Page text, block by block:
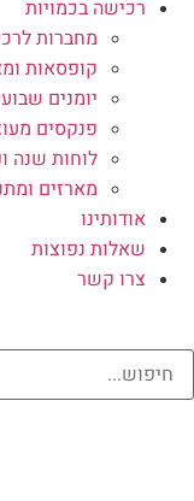
רכישה בכמויות
מחברות
קופסאות
יומנים
פנקסים
לוחות שנה
מארזים
אודותינו
שאלות נפוצות
צרו קשר